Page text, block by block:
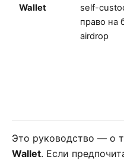
Wallet
self-
право на
airdrop
Это руководство — о
Wallet. Если